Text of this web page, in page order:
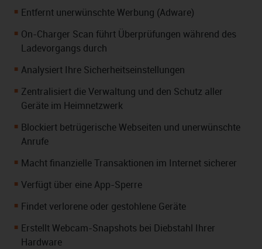
Entfernt unerwünschte Werbung (Adware)
On-Charger Scan führt Überprüfungen während des
Ladevorgangs durch
Analysiert Ihre Sicherheitseinstellungen
Zentralisiert die Verwaltung und den Schutz aller
Geräte im Heimnetzwerk
Blockiert betrügerische Webseiten und unerwünschte
Anrufe
Macht finanzielle Transaktionen im Internet sicherer
Verfügt über eine App-Sperre
Findet verlorene oder gestohlene Geräte
Erstellt Webcam-Snapshots bei Diebstahl Ihrer
Hardware